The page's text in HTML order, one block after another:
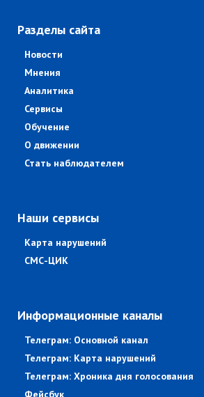
Разделы сайта
Новости
Мнения
Аналитика
Сервисы
Обучение
О движении
Стать наблюдателем
Наши сервисы
Карта нарушений
СМС-ЦИК
Информационные каналы
Телеграм: Основной канал
Телеграм: Карта нарушений
Телеграм: Хроника дня голосования
Фейсбук